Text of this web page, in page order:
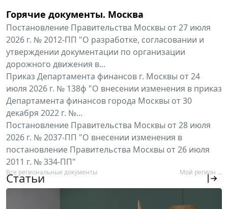
Горячие документы. Москва
Постановление Правительства Москвы от 27 июля
2026 г. № 2012-ПП "О разработке, согласовании и
утверждении документации по организации
дорожного движения в...
Приказ Департамента финансов г. Москвы от 24
июля 2026 г. № 138ф "О внесении изменения в приказ
Департамента финансов города Москвы от 30
декабря 2022 г. №...
Постановление Правительства Москвы от 28 июля
2026 г. № 2037-ПП "О внесении изменения в
постановление Правительства Москвы от 26 июля
2011 г. № 334-ПП"
Все региональные документы Мой регион ...
Статьи